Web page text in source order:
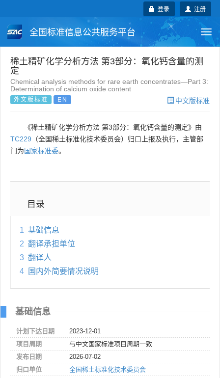
注册
登录
全国标准信息公共服务平台
国家标准 行业标准 地方标准
团体标准 企业标准 国际标准
稀土精矿化学分析方法 第3部分：氧化钙含量的测
定
Chemical analysis methods for rare earth concentrates—Part 3:
Determination of calcium oxide content
外文版标准 EN 中文版标准
《稀土精矿化学分析方法 第3部分：氧化钙含量的测定》由
TC229 （全国稀土标准化技术委员会）归口上报及执行，主管部
门为国家标准委。
目录
1 基础信息
2 翻译承担单位
3 翻译人
4
国内外简要情况说明
基础信息
计划下达日期
2023-12-01
项目周期
与中文国家标准项目周期一致
发布日期
2026-07-02
归口单位
全国稀土标准化技术委员会